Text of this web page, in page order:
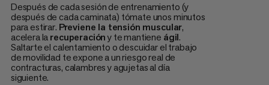
Después de cada sesión de entrenamiento (y
después de cada caminata) tómate unos minutos
para estirar. Previene la tensión muscular,
acelera larecuperacióny te mantiene ágil.
Saltarte el calentamiento o descuidar el trabajo
de movilidad te expone a un riesgo real de
contracturas, calambres y agujetas al día
siguiente.